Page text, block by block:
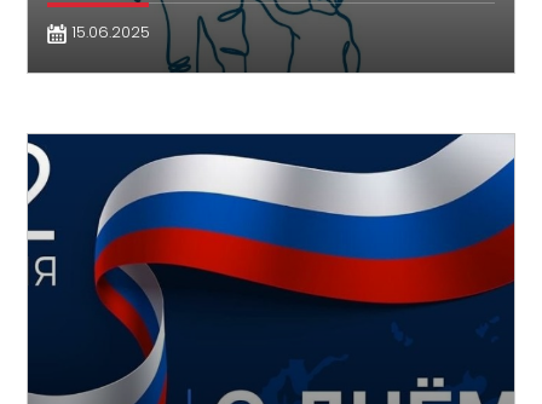
15.06.2025